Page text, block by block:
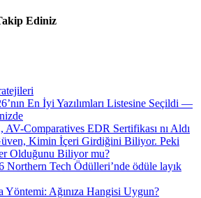
Ediniz
En İyi Yazılımları Listesine Seçildi —
AV-Comparatives EDR Sertifikası nı Aldı
Kimin İçeri Girdiğini Biliyor. Peki
Olduğunu Biliyor mu?
Northern Tech Ödülleri’nde ödüle layık
Ağınıza Hangisi Uygun?